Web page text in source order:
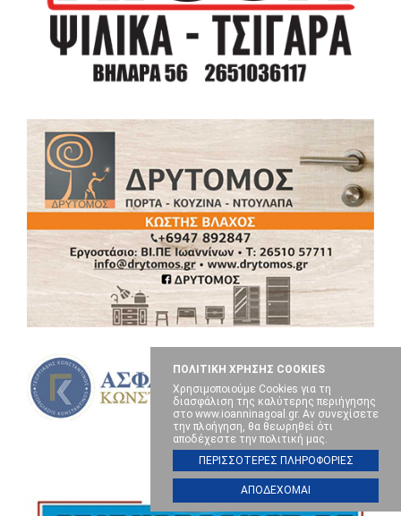
ΠΟΛΙΤΙΚΗ ΧΡΗΣΗΣ COOKIES
Χρησιμοποιούμε Cookies για τη
διασφάλιση της καλύτερης περιήγησης
στο www.ioanninagoal.gr. Αν συνεχίσετε
την πλοήγηση, θα θεωρηθεί ότι
αποδέχεστε την πολιτική μας.
ΠΕΡΙΣΣΟΤΕΡΕΣ ΠΛΗΡΟΦΟΡΙΕΣ
ΑΠΟΔΕΧΟΜΑΙ